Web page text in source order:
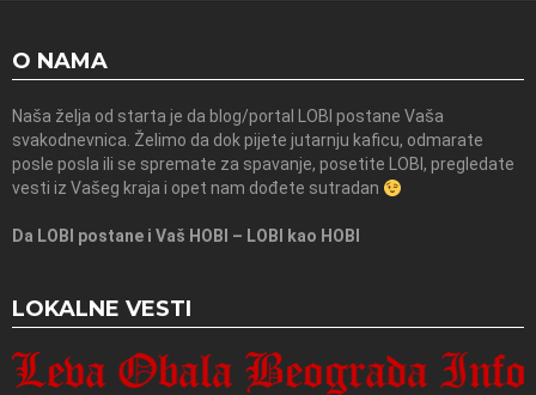
O NAMA
Naša želja od starta je da blog/portal LOBI postane Vaša
svakodnevnica. Želimo da dok pijete jutarnju kaficu, odmarate
posle posla ili se spremate za spavanje, posetite LOBI, pregledate
vesti iz Vašeg kraja i opet nam dođete sutradan
Da LOBI postane i Vaš HOBI – LOBI kao HOBI
LOKALNE VESTI